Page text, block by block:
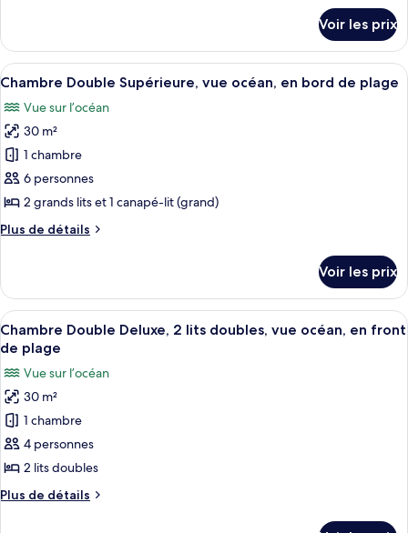
vue
piscine
réduite,
vue
piscine
Supérieure,
très
grand
lit
et
canapé-
lit,
coin
océan
le
type
de
Suite
Supérieure,
très
grand
lit
et
1
cuisine,
vue
océan
Voir les prix
Afficher
toutes
les
photos
pour
ce
type
chambre :
Supérieure,
vue
océan,
en
bord
de
plage
Une chambre d’hôtel avec un mur
7
Chambre Double Supérieure, vue océan, en bord de plage
Vue sur l’océan
30 m²
1 chambre
6 personnes
2 grands lits et 1 canapé-lit (grand)
Plus de détails
Plus
le
type
de
chambre
Chambre
Double
Supérieure,
vue
océan,
en
de
plage
Voir les prix
Afficher
toutes
photos
pour
ce
type
de
chambre :
Chambre
Une chambre d’hôtel avec deux lits,
7
Chambre Double Deluxe, 2 lits doubles, vue océan, en front
de plage
Vue sur l’océan
30 m²
1 chambre
4 personnes
2 lits doubles
Plus de détails
Plus